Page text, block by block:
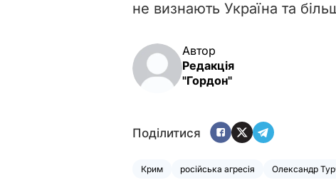
не визнають Україна та
Автор
Редакція
"Гордон"
Поділитися
Крим російська агресія Олександр